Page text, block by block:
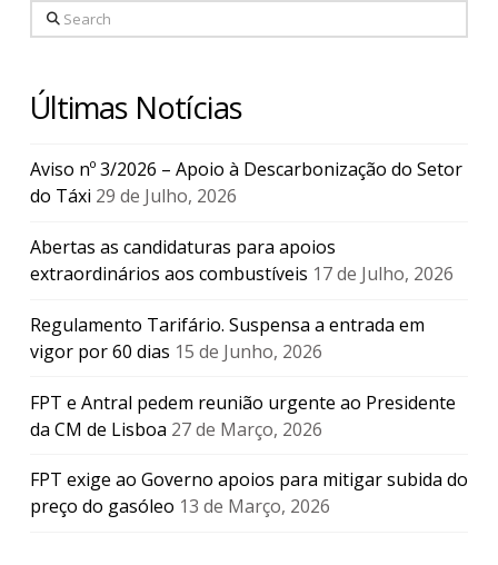
Search
Últimas Notícias
Aviso nº 3/2026 – Apoio à Descarbonização do Setor
do Táxi 29 de Julho, 2026
Abertas as candidaturas para apoios
extraordinários aos combustíveis 17 de Julho, 2026
Regulamento Tarifário. Suspensa a entrada em
vigor por 60 dias 15 de Junho, 2026
FPT e Antral pedem reunião urgente ao Presidente
da CM de Lisboa 27 de Março, 2026
FPT exige ao Governo apoios para mitigar subida do
preço do gasóleo 13 de Março, 2026